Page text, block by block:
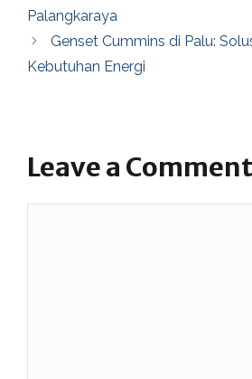
Palangkaraya
Genset Cummins di Palu:
Kebutuhan Energi
Leave a Comment